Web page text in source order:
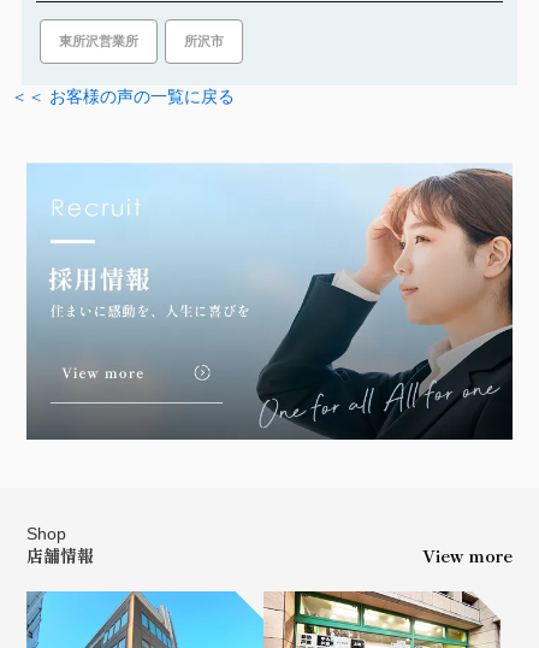
東所沢営業所 所沢市
＜＜ お客様の声の一覧に戻る
Shop
店舗情報 View more